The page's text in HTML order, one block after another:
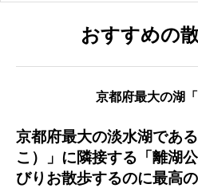
おすすめの
京都府最大の湖
京都府最大の淡水湖である
こ）」 に隣接する 「離湖
びりお散歩するのに最高